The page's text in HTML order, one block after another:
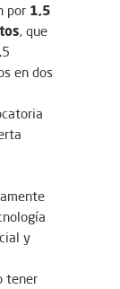
por 1,5
, que
en dos
y
tener